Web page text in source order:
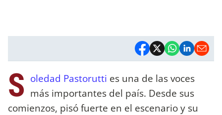
S oledad Pastorutti es una de las voces
más importantes del país. Desde sus
comienzos, pisó fuerte en el escenario y su